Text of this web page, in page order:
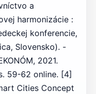
a
harmonizácie :
konferencie,
Slovensko). -
2021.
59-62 online. [4]
Cities Concept